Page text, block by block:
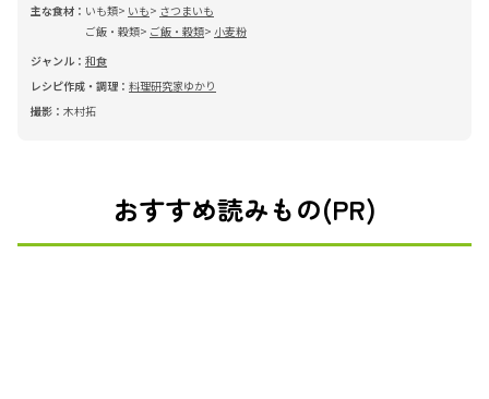
主な食材： いも類 いも
さつまいも
ご飯・穀類
ご飯・穀類
小麦粉
ジャンル： 和食
レシピ作成・調理： 料理研究家ゆかり
撮影： 木村拓
おすすめ読みもの(PR)